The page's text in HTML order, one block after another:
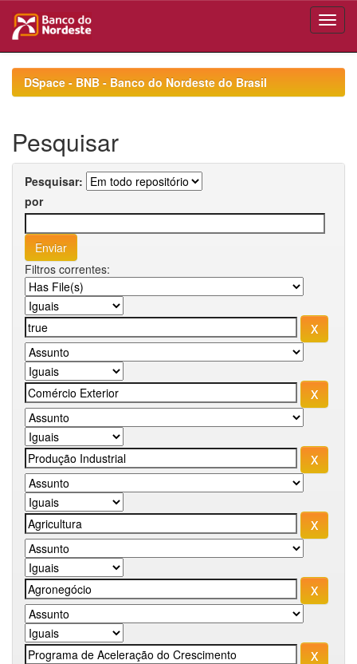
navigationDSpace - BNB - Banco do Nordeste do Brasil
Pesquisar
Pesquisar:
por
Filtros correntes: